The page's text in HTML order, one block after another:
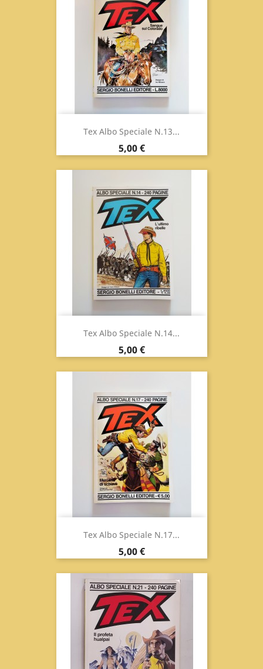
Tex Albo Speciale N.13...
Prix
5,00 €
Tex Albo Speciale N.14...
Prix
5,00 €
Tex Albo Speciale N.17...
Prix
5,00 €